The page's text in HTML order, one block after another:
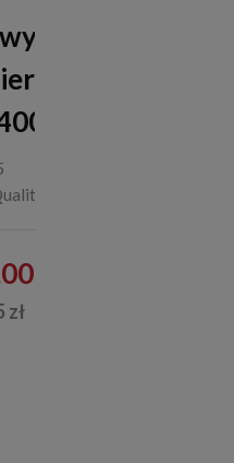
do blach
tac |
zł
zł